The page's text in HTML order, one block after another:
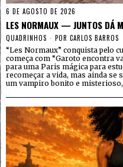
6 DE AGOSTO DE 2026
LES NORMAUX — JUNTOS DÁ
QUADRINHOS POR CARLOS BARROS
“Les Normaux” conquista pelo
começa com “Garoto encontra
para uma Paris mágica para
recomeçar a vida, mas ainda se
um vampiro bonito e misterioso,